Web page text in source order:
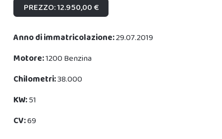
PREZZO: 12.950,00 €
Anno di immatricolazione:29.07.2019
Motore:1200 Benzina
Chilometri:38.000
KW:51
CV:69